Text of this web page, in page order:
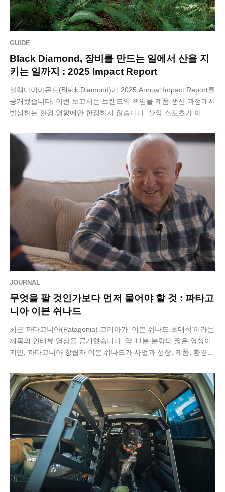
GUIDE
Black Diamond, 장비를 만드는 일에서 산을 지
키는 일까지 : 2025 Impact Report
블랙다이아몬드(Black Diamond)가 2025 Annual Impact Report를
공개했습니다. 이번 보고서는 브랜드의 책임을 제품 생산 과정에서
발생하는 환경 영향에만 한정하지 않습니다. 산악 스포츠가 이…
JOURNAL
무엇을 팔 것인가보다 먼저 물어야 할 것 : 파타고
니아 이본 쉬나드
최근 파타고니아(Patagonia) 코리아가 ‘이본 쉬나드 초대석’​이라는
제목의 인터뷰 영상을 공개했습니다. 약 11분 분량의 짧은 영상이
지만, 파타고니아 창립자 이본 쉬나드가 사업과 성장, 제품, 환경에